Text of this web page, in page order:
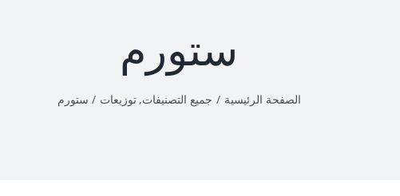
ستورم
الصفحة الرئيسية جميع التصنيفات توزيعات ستورم